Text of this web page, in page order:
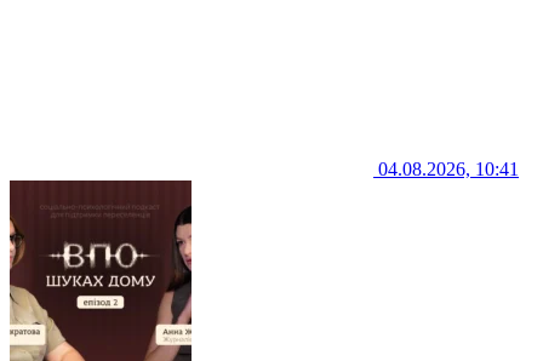
04.08.2026, 10:41